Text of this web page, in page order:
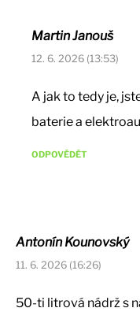
Martin Janouš
12. 6. 2026 (13:53)
A jak to tedy je,
baterie a
ODPOVĚDĚT
Antonín Kounovský
11. 6. 2026 (16:26)
50-ti litrová nádrž s